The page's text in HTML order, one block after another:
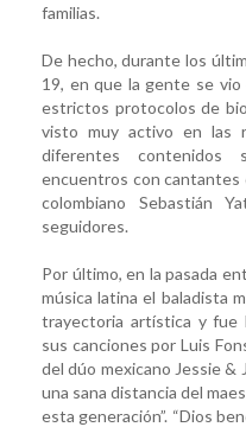
familias.
De hecho, durante los
19, en que la gente se vio
estrictos protocolos de
visto muy activo en las
diferentes
encuentros con cantantes
colombiano Sebastián
seguidores.
Por último, en la pasada
música latina el baladista
trayectoria artística y fue
sus canciones por Luis
del dúo mexicano Jessie &
una sana distancia del
esta generación”. “Dios